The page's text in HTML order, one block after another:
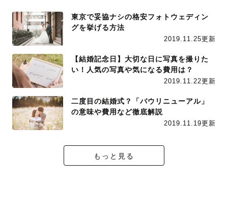
東京で妥協ナシの格安フォトウェディン
グを挙げる方法
2019.11.25更新
【結婚記念日】大切な日に写真を撮りた
い！人気の写真や気になる費用は？
2019.11.22更新
二度目の結婚式？「バウリニューアル」
の意味や費用など徹底解説
2019.11.19更新
もっと見る